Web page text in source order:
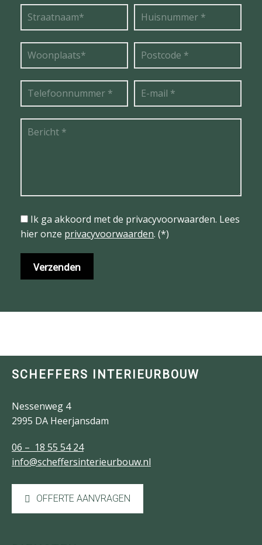
Ik ga akkoord met de privacyvoorwaarden. Lees
hier onze privacyvoorwaarden. (*)
SCHEFFERS INTERIEURBOUW
Nessenweg 4
2995 DA Heerjansdam
06 – 18 55 54 24
info@scheffersinterieurbouw.nl
OFFERTE AANVRAGEN